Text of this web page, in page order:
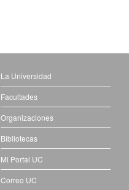
La Universidad
Facultades
Organizaciones
Bibliotecas
Mi Portal UC
Correo UC